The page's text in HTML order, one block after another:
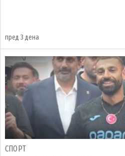
пред 3 дена
СПОРТ